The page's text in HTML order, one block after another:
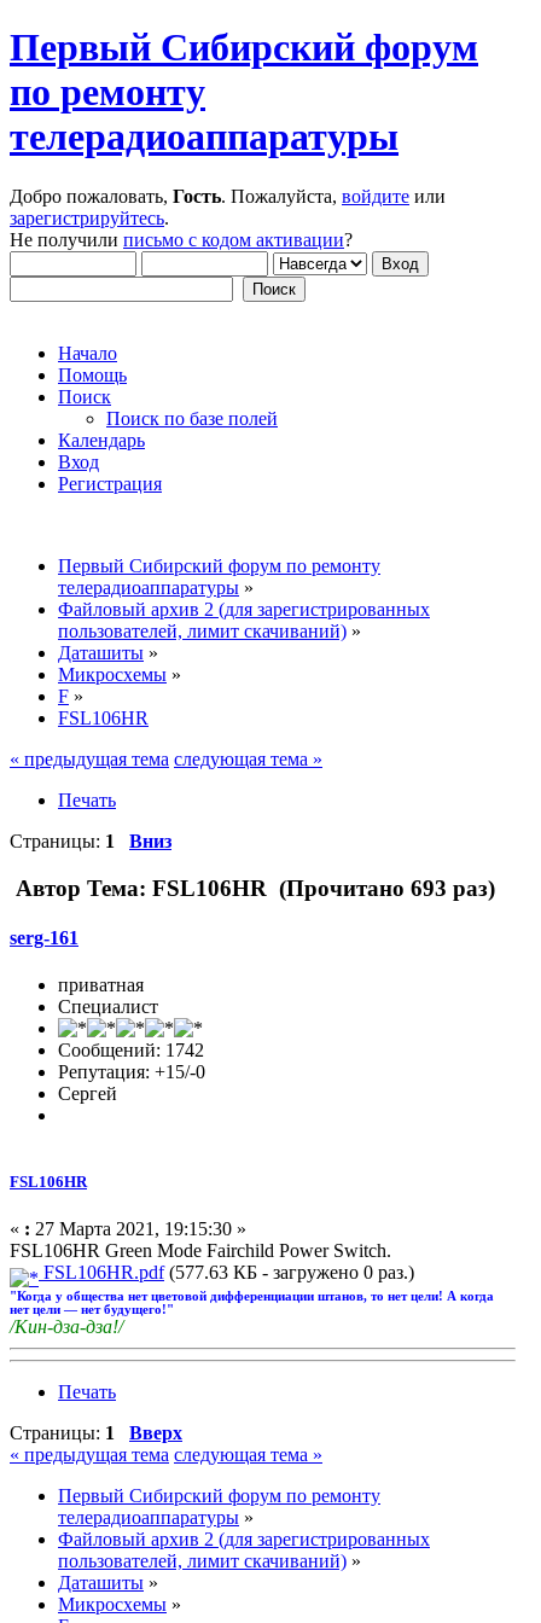
Первый Сибирский форум
по ремонту
телерадиоаппаратуры
Добро пожаловать, Гость. Пожалуйста, войдите или
зарегистрируйтесь.
Не получили письмо с кодом активации?
Начало
Помощь
Поиск
Поиск по базе полей
Календарь
Вход
Регистрация
Первый Сибирский форум по ремонту
телерадиоаппаратуры »
Файловый архив 2 (для зарегистрированных
пользователей, лимит скачиваний) »
Даташиты »
Микросхемы »
F »
FSL106HR
« предыдущая тема следующая тема »
Печать
Страницы: 1 Вниз
Автор Тема: FSL106HR (Прочитано 693 раз)
serg-161
приватная
Специалист
Сообщений: 1742
Репутация: +15/-0
Сергей
FSL106HR
« : 27 Марта 2021, 19:15:30 »
FSL106HR Green Mode Fairchild Power Switch.
FSL106HR.pdf(577.63 КБ - загружено 0 раз.)
"Когда у общества нет цветовой дифференциации штанов, то нет цели! А когда
нет цели — нет будущего!"
/Кин-дза-дза!/
Печать
Страницы: 1
Вверх
« предыдущая тема следующая тема »
Первый Сибирский форум по ремонту
телерадиоаппаратуры »
Файловый архив 2 (для зарегистрированных
пользователей, лимит скачиваний) »
Даташиты »
Микросхемы »